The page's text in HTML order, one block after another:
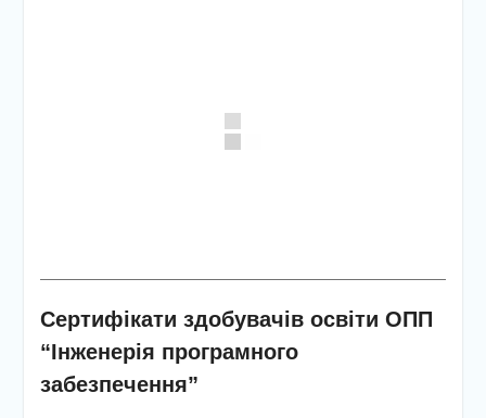
📚 Робоча нарада:
підготовка до нового
Сертифікати здобувачів освіти ОПП
“Інженерія програмного
забезпечення”